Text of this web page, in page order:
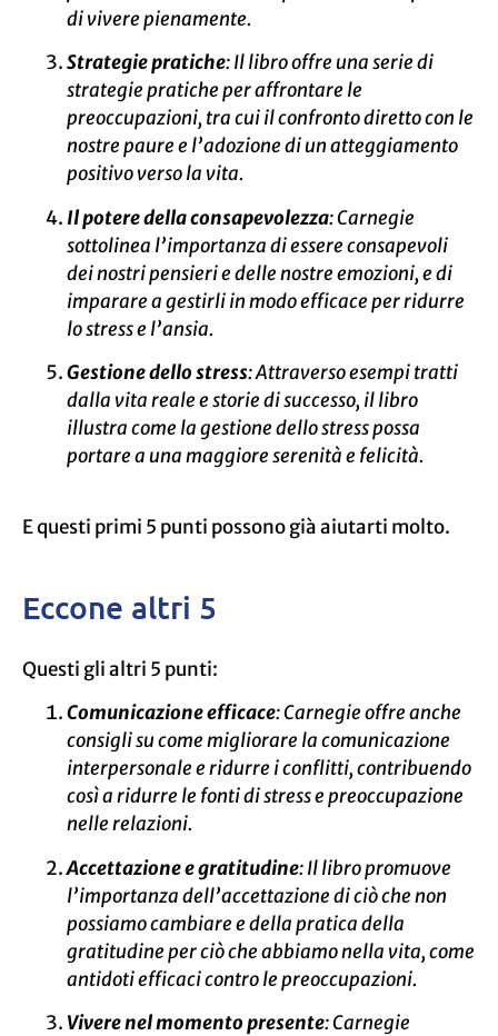
di vivere pienamente.
Strategie pratiche: Il libro offre una serie di
strategie pratiche per affrontare le
preoccupazioni, tra cui il confronto diretto con le
nostre paure e l’adozione di un atteggiamento
positivo verso la vita.
Il potere della consapevolezza: Carnegie
sottolinea l’importanza di essere consapevoli
dei nostri pensieri e delle nostre emozioni, e di
imparare a gestirli in modo efficace per ridurre
lo stress e l’ansia.
Gestione dello stress: Attraverso esempi tratti
dalla vita reale e storie di successo, il libro
illustra come la gestione dello stress possa
portare a una maggiore serenità e felicità.
E questi primi 5 punti possono già aiutarti molto.
Eccone altri 5
Questi gli altri 5 punti:
Comunicazione efficace: Carnegie offre anche
consigli su come migliorare la comunicazione
interpersonale e ridurre i conflitti, contribuendo
così a ridurre le fonti di stress e preoccupazione
nelle relazioni.
Accettazione e gratitudine: Il libro promuove
l’importanza dell’accettazione di ciò che non
possiamo cambiare e della pratica della
gratitudine per ciò che abbiamo nella vita, come
antidoti efficaci contro le preoccupazioni.
Vivere nel momento presente: Carnegie